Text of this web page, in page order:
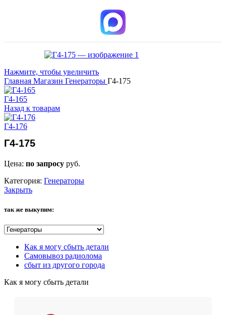
Нажмите, чтобы увеличить
Главная Магазин Генераторы Г4-175
Г4-165
Назад к товарам
Г4-176
Г4-175
Цена: по запросу руб.
Категория: Генераторы
Закрыть
так же выкупим:
Как я могу сбыть детали
Самовывоз радиолома
сбыт из другого города
Как я могу сбыть детали